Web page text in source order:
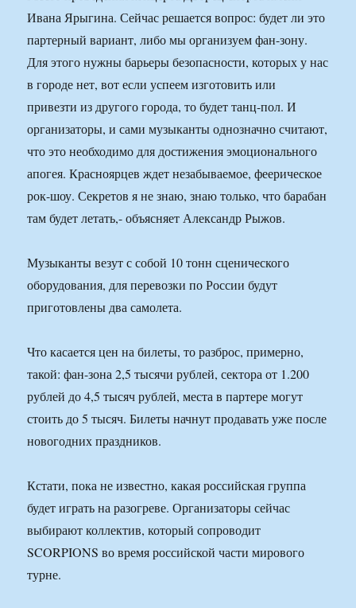
Ивана Ярыгина. Сейчас решается вопрос: будет ли это
партерный вариант, либо мы организуем фан-зону.
Для этого нужны барьеры безопасности, которых у нас
в городе нет, вот если успеем изготовить или
привезти из другого города, то будет танц-пол. И
организаторы, и сами музыканты однозначно считают,
что это необходимо для достижения эмоционального
апогея. Красноярцев ждет незабываемое, феерическое
рок-шоу. Секретов я не знаю, знаю только, что барабан
там будет летать,- объясняет Александр Рыжов.
Музыканты везут с собой 10 тонн сценического
оборудования, для перевозки по России будут
приготовлены два самолета.
Что касается цен на билеты, то разброс, примерно,
такой: фан-зона 2,5 тысячи рублей, сектора от 1.200
рублей до 4,5 тысяч рублей, места в партере могут
стоить до 5 тысяч. Билеты начнут продавать уже после
новогодних праздников.
Кстати, пока не известно, какая российская группа
будет играть на разогреве. Организаторы сейчас
выбирают коллектив, который сопроводит
SCORPIONS во время российской части мирового
турне.